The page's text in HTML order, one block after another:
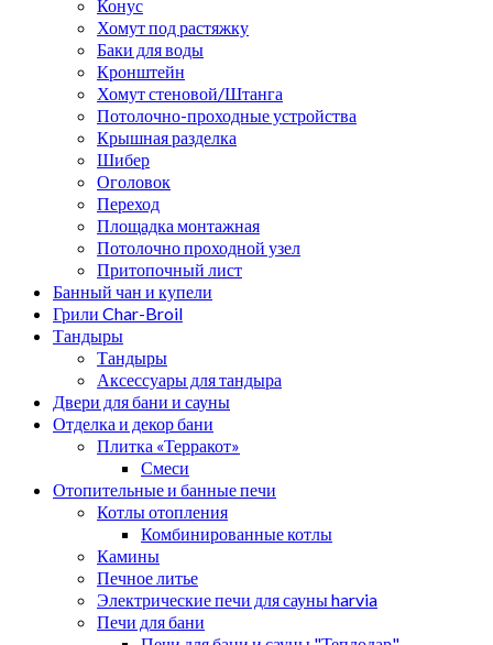
Конус
Хомут под растяжку
Баки для воды
Кронштейн
Хомут стеновой/Штанга
Потолочно-проходные устройства
Крышная разделка
Шибер
Оголовок
Переход
Площадка монтажная
Потолочно проходной узел
Притопочный лист
Банный чан и купели
Грили Char-Broil
Тандыры
Тандыры
Аксессуары для тандыра
Двери для бани и сауны
Отделка и декор бани
Плитка «Терракот»
Смеси
Отопительные и банные печи
Котлы отопления
Комбинированные котлы
Камины
Печное литье
Электрические печи для сауны harvia
Печи для бани